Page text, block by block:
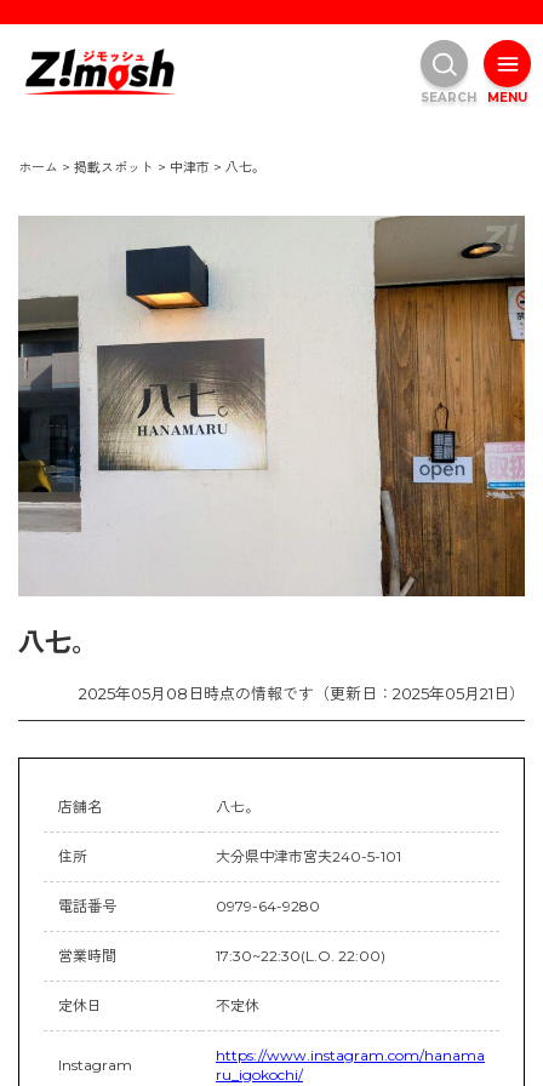
ホーム > 掲載スポット > 中津市 > 八七。
八七。
2025年05月08日時点の情報です（更新日：2025年05月21日）
店舗名 八七。
住所 大分県中津市宮夫240-5-101
電話番号 0979-64-9280
営業時間 17:30~22:30(L.O. 22:00)
定休日 不定休
Instagram
https://www.instagram.com/hanama
ru_igokochi/
MENU
SEARCH